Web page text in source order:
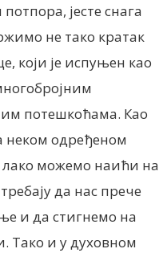
јесте снага
не тако кратак
који је испуњен као
потешкоћама. Као
неком одређеном
можемо наићи на
да нас прече
и да стигнемо на
Тако и у духовном